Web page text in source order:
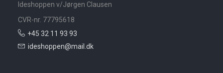
Ideshoppen v/Jørgen Clausen
CVR-nr. 77795618
+45 32 11 93 93
ideshoppen@mail.dk